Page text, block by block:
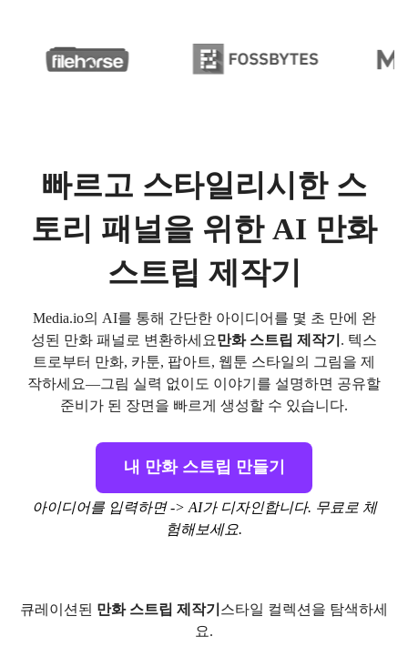
빠르고 스타일리시한 스
토리 패널을 위한 AI 만화
스트립 제작기
Media.io의 AI를 통해 간단한 아이디어를 몇 초 만에 완
성된 만화 패널로 변환하세요만화 스트립 제작기 . 텍스
트로부터 만화, 카툰, 팝아트, 웹툰 스타일의 그림을 제
작하세요—그림 실력 없이도 이야기를 설명하면 공유할
준비가 된 장면을 빠르게 생성할 수 있습니다.
내 만화 스트립 만들기
아이디어를 입력하면 -> AI가 디자인합니다. 무료로 체
험해보세요.
큐레이션된 만화 스트립 제작기 스타일 컬렉션을 탐색하세
요.